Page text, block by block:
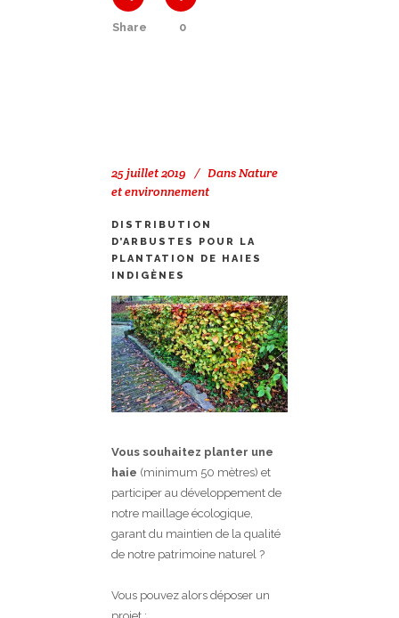
Share 0
25 juillet 2019 DansNature
et environnement
DISTRIBUTION
D’ARBUSTES POUR LA
PLANTATION DE HAIES
INDIGÈNES
Vous souhaitez planter une
haie (minimum 50 mètres) et
participer au développement de
notre maillage écologique,
garant du maintien de la qualité
de notre patrimoine naturel ?
Vous pouvez alors déposer un